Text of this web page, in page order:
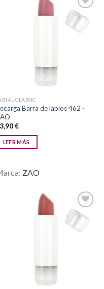
Añadir
CLASSIC
Barra de labios 462 ·
€
LEER MÁS
ZAO
Añadir